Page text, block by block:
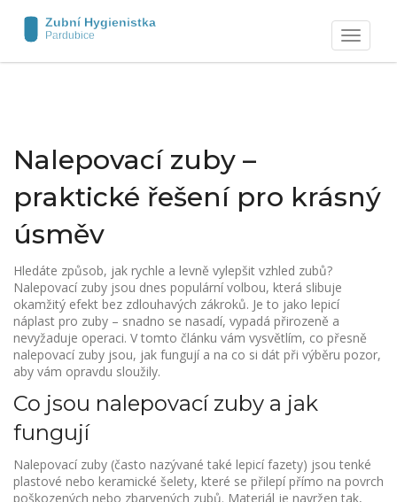
Zobrazit
navigaci
Nalepovací zuby –
praktické řešení pro krásný
úsměv
Hledáte způsob, jak rychle a levně vylepšit vzhled zubů?
Nalepovací zuby jsou dnes populární volbou, která slibuje
okamžitý efekt bez zdlouhavých zákroků. Je to jako lepicí
náplast pro zuby – snadno se nasadí, vypadá přirozeně a
nevyžaduje operaci. V tomto článku vám vysvětlím, co přesně
nalepovací zuby jsou, jak fungují a na co si dát při výběru pozor,
aby vám opravdu sloužily.
Co jsou nalepovací zuby a jak
fungují
Nalepovací zuby (často nazývané také lepicí fazety) jsou tenké
plastové nebo keramické šelety, které se přilepí přímo na povrch
poškozených nebo zbarvených zubů. Materiál je navržen tak,